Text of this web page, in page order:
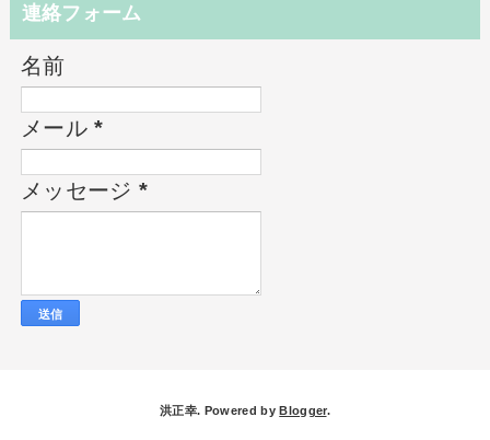
連絡フォーム
名前
メール*
メッセージ *
洪正幸. Powered byBlogger.